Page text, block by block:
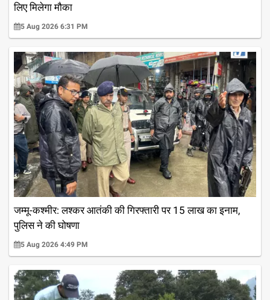
लिए मिलेगा मौका
5 Aug 2026 6:31 PM
जम्मू-कश्मीर: लश्कर आतंकी की गिरफ्तारी पर 15 लाख का इनाम,
पुलिस ने की घोषणा
5 Aug 2026 4:49 PM